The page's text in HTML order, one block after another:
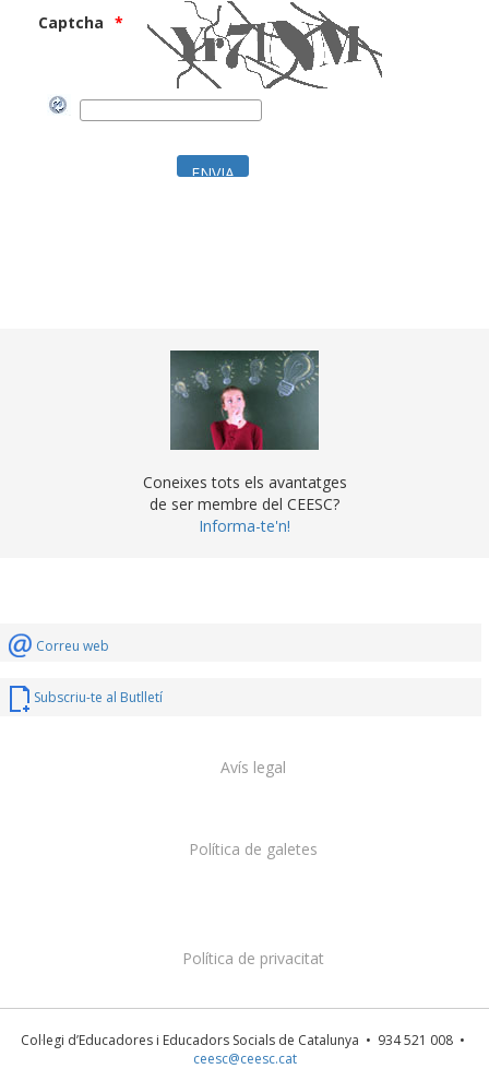
Captcha
Coneixes tots els avantatges
de ser membre del CEESC?
Informa-te'n!
Correu web
Subscriu-te al Butlletí
Col·legi d’Educadores i Educadors Socials de Catalunya • 934 521 008 •
ceesc@ceesc.cat
Política de privacitat
Política de galetes
Avís legal